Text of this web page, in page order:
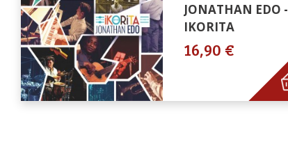
JONATHAN EDO -
IKORITA
16,90 €